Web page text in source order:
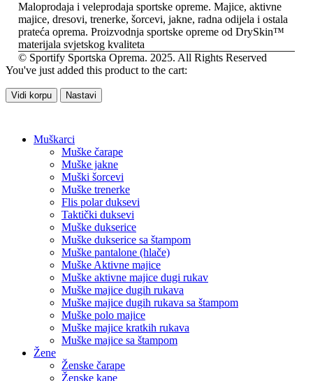
Maloprodaja i veleprodaja sportske opreme. Majice, aktivne
majice, dresovi, trenerke, šorcevi, jakne, radna odijela i ostala
prateća oprema. Proizvodnja sportske opreme od DrySkin™
materijala svjetskog kvaliteta
© Sportify Sportska Oprema. 2025. All Rights Reserved
You've just added this product to the cart:
Vidi korpu Nastavi
Muškarci
Muške čarape
Muške jakne
Muški šorcevi
Muške trenerke
Flis polar duksevi
Taktički duksevi
Muške dukserice
Muške dukserice sa štampom
Muške pantalone (hlače)
Muške Aktivne majice
Muške aktivne majice dugi rukav
Muške majice dugih rukava
Muške majice dugih rukava sa štampom
Muške polo majice
Muške majice kratkih rukava
Muške majice sa štampom
Žene
Ženske čarape
Ženske kape